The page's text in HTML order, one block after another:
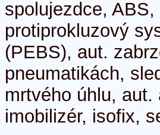
spolujezdce,
protiprokluzový
(PEBS), aut.
pneumatikách,
mrtvého úhlu,
imobilizér, isofix,